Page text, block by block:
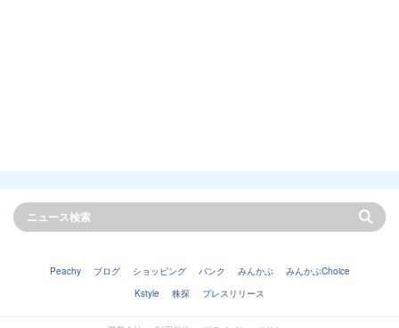
Peachy ブログ ショッピング バンク みんかぶ
みんかぶChoice
Kstyle
株探 プレスリリース